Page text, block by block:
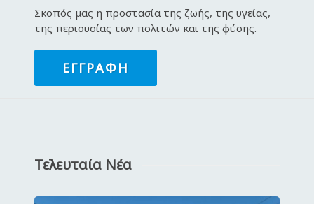
Σκοπός μας η προστασία της ζωής, της υγείας,
της περιουσίας των πολιτών και της φύσης.
ΕΓΓΡΑΦΉ
Τελευταία Νέα